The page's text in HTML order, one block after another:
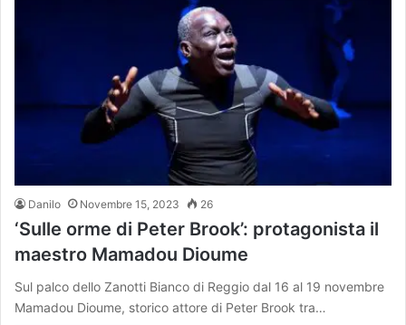
Danilo Novembre 15, 2023 26
‘Sulle orme di Peter Brook’: protagonista il
maestro Mamadou Dioume
Sul palco dello Zanotti Bianco di Reggio dal 16 al 19 novembre
Mamadou Dioume, storico attore di Peter Brook tra…